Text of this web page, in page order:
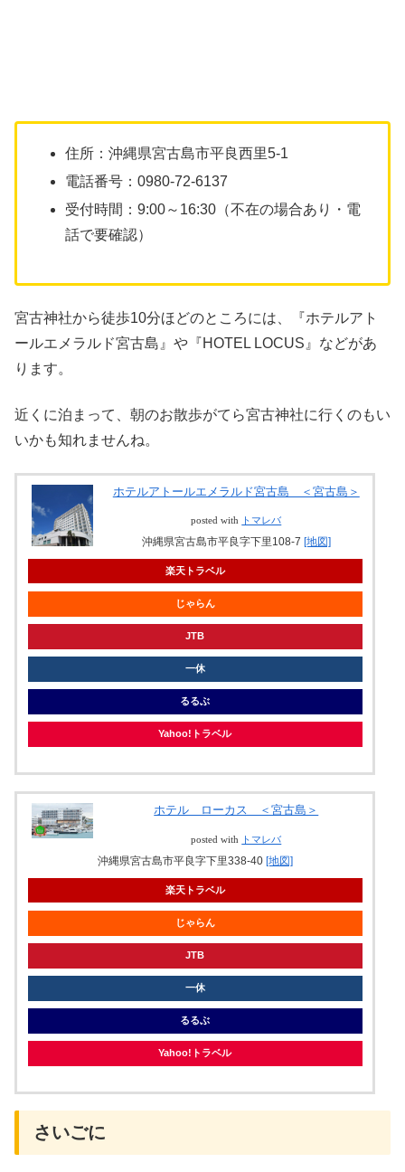
住所：沖縄県宮古島市平良西里5-1
電話番号：0980-72-6137
受付時間：9:00～16:30（不在の場合あり・電
話で要確認）
宮古神社から徒歩10分ほどのところには、『ホテルアト
ールエメラルド宮古島』や『HOTEL LOCUS』などがあ
ります。
近くに泊まって、朝のお散歩がてら宮古神社に行くのもい
いかも知れませんね。
ホテルアトールエメラルド宮古島 ＜宮古島＞
posted with トマレバ
沖縄県宮古島市平良字下里108-7 [地図]
楽天トラベル
じゃらん
JTB
一休
るるぶ
Yahoo!トラベル
ホテル ローカス ＜宮古島＞
posted with トマレバ
沖縄県宮古島市平良字下里338-40 [地図]
楽天トラベル
じゃらん
JTB
一休
るるぶ
Yahoo!トラベル
さいごに